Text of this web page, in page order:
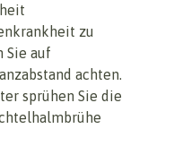
zu
Sie auf
achten.
sprühen Sie die